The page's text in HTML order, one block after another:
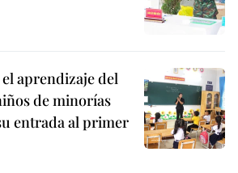
aprendizaje del
de minorías
entrada al primer